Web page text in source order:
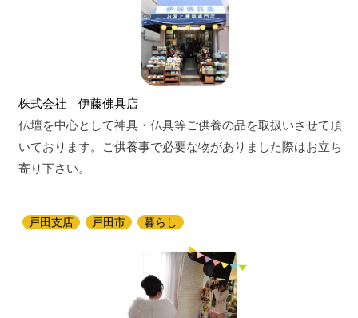
株式会社 伊藤佛具店
仏壇を中心として神具・仏具等ご供養の品を取扱いさせて頂
いております。ご供養事で必要な物がありました際はお立ち
寄り下さい。
戸田支店 戸田市 暮らし